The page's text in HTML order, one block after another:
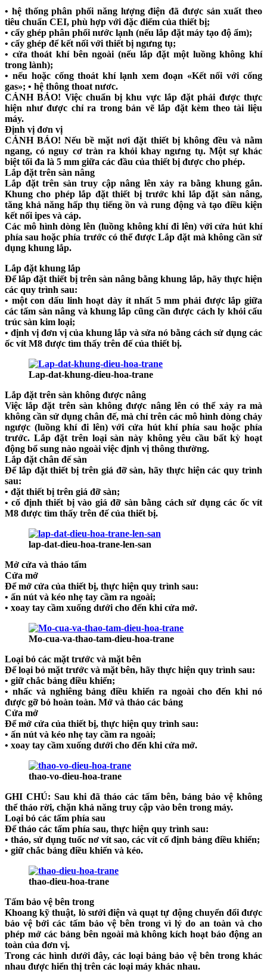
• hệ thống phân phối năng lượng điện đã được sản xuất theo
tiêu chuẩn CEI, phù hợp với đặc điểm của thiết bị;
• cấy ghép phân phối nước lạnh (nếu lắp đặt máy tạo độ ẩm);
• cấy ghép để kết nối với thiết bị ngưng tụ;
• cửa thoát khí bên ngoài (nếu lắp đặt một luồng không khí
trong lành);
• nếu hoặc cống thoát khí lạnh xem đoạn «Kết nối với cống
gas»; • hệ thông thoat nươc.
CẢNH BÁO! Việc chuẩn bị khu vực lắp đặt phải được thực
hiện như được chỉ ra trong bản vẽ lắp đặt kèm theo tài liệu
máy.
Định vị đơn vị
CẢNH BÁO! Nếu bề mặt nơi đặt thiết bị không đều và nằm
ngang, có nguy cơ tràn ra khỏi khay ngưng tụ. Một sự khác
biệt tối đa là 5 mm giữa các đầu của thiết bị được cho phép.
Lắp đặt trên sàn nâng
Lắp đặt trên sàn truy cập nâng lên xảy ra bằng khung gắn.
Khung cho phép lắp đặt thiết bị trước khi lắp đặt sàn nâng,
tăng khả năng hấp thụ tiếng ồn và rung động và tạo điều kiện
kết nối ipes và cáp.
Các mô hình dòng lên (luồng không khí đi lên) với cửa hút khí
phía sau hoặc phía trước có thể được Lắp đặt mà không cần sử
dụng khung lắp.
Lắp đặt khung lắp
Để lắp đặt thiết bị trên sàn nâng bằng khung lắp, hãy thực hiện
các quy trình sau:
• một con dấu linh hoạt dày ít nhất 5 mm phải được lắp giữa
các tấm sàn nâng và khung lắp cũng cần được cách ly khỏi cấu
trúc sàn kim loại;
• định vị đơn vị của khung lắp và sửa nó bằng cách sử dụng các
ốc vít M8 được tìm thấy trên đế của thiết bị.
Lap-dat-khung-dieu-hoa-trane
Lắp đặt trên sàn không được nâng
Việc lắp đặt trên sàn không được nâng lên có thể xảy ra mà
không cần sử dụng chân đế, mà chỉ trên các mô hình dòng chảy
ngược (luồng khí đi lên) với cửa hút khí phía sau hoặc phía
trước. Lắp đặt trên loại sàn này không yêu cầu bất kỳ hoạt
động bổ sung nào ngoài việc định vị thông thường.
Lắp đặt chân đế sàn
Để lắp đặt thiết bị trên giá đỡ sàn, hãy thực hiện các quy trình
sau:
• đặt thiết bị trên giá đỡ sàn;
• cố định thiết bị vào giá đỡ sàn bằng cách sử dụng các ốc vít
M8 được tìm thấy trên đế của thiết bị.
lap-dat-dieu-hoa-trane-len-san
Mở cửa và tháo tấm
Cửa mở
Để mở cửa của thiết bị, thực hiện quy trình sau:
• ấn nút và kéo nhẹ tay cầm ra ngoài;
• xoay tay cầm xuống dưới cho đến khi cửa mở.
Mo-cua-va-thao-tam-dieu-hoa-trane
Loại bỏ các mặt trước và mặt bên
Để loại bỏ mặt trước và mặt bên, hãy thực hiện quy trình sau:
• giữ chắc bảng điều khiển;
• nhấc và nghiêng bảng điều khiển ra ngoài cho đến khi nó
được gỡ bỏ hoàn toàn. Mở và tháo các bảng
Cửa mở
Để mở cửa của thiết bị, thực hiện quy trình sau:
• ấn nút và kéo nhẹ tay cầm ra ngoài;
• xoay tay cầm xuống dưới cho đến khi cửa mở.
thao-vo-dieu-hoa-trane
GHI CHÚ: Sau khi đã tháo các tấm bên, bảng bảo vệ không
thể tháo rời, chặn khả năng truy cập vào bên trong máy.
Loại bỏ các tấm phía sau
Để tháo các tấm phía sau, thực hiện quy trình sau:
• tháo, sử dụng tuốc nơ vít sao, các vít cố định bảng điều khiển;
• giữ chắc bảng điều khiển và kéo.
thao-dieu-hoa-trane
Tấm bảo vệ bên trong
Khoang kỹ thuật, lò sưởi điện và quạt tự động chuyển đổi được
bảo vệ bởi các tấm bảo vệ bên trong vì lý do an toàn và cho
phép mở các bảng bên ngoài mà không kích hoạt báo động an
toàn của đơn vị.
Trong các hình dưới đây, các loại bảng bảo vệ bên trong khác
nhau được hiển thị trên các loại máy khác nhau.